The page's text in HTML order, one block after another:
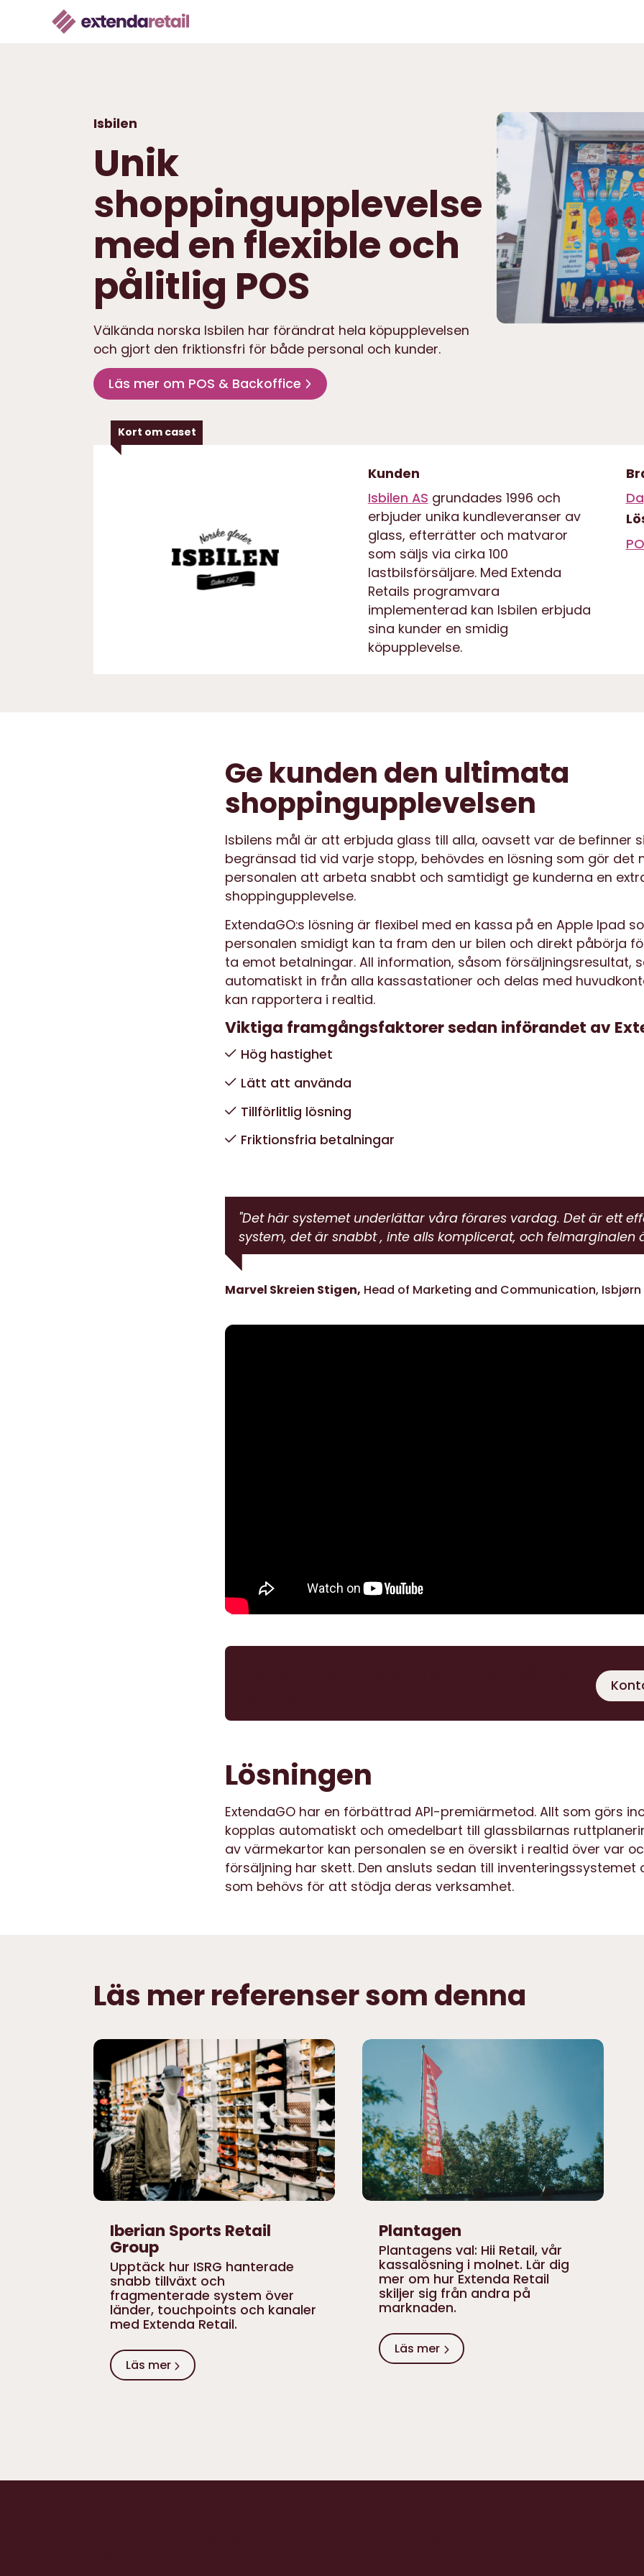
Isbilen
Unik
shoppingupplevelse
med en flexible och
pålitlig POS
Välkända norska Isbilen har förändrat hela köpupplevelsen
och gjort den friktionsfri för både personal och kunder.
Läs mer om POS & Backoffice
Kort om caset
Kunden
Isbilen AS grundades 1996 och
erbjuder unika kundleveranser av
glass, efterrätter och matvaror
som säljs via cirka 100
lastbilsförsäljare. Med Extenda
Retails programvara
implementerad kan Isbilen erbjuda
sina kunder en smidig
köpupplevelse.
Ge kunden den ultimata
shoppingupplevelsen
Isbilens mål är att erbjuda glass till alla, oavsett var de befinner
begränsad tid vid varje stopp, behövdes en lösning som gör det
personalen att arbeta snabbt och samtidigt ge kunderna en
shoppingupplevelse.
ExtendaGO:s lösning är flexibel med en kassa på en Apple Ipad
personalen smidigt kan ta fram den ur bilen och direkt påbörja
ta emot betalningar. All information, såsom försäljningsresultat,
automatiskt in från alla kassastationer och delas med
kan rapportera i realtid.
Viktiga framgångsfaktorer sedan införandet av
Hög hastighet
Lätt att använda
Tillförlitlig lösning
Friktionsfria betalningar
"Det här systemet underlättar våra förares vardag. Det är ett
system, det är snabbt , inte alls komplicerat, och felmarginalen
Marvel Skreien Stigen Head of Marketing and Communication, Isbjørn
Lösningen
ExtendaGO har en förbättrad API-premiärmetod. Allt som görs
kopplas automatiskt och omedelbart till glassbilarnas
av värmekartor kan personalen se en översikt i realtid över var
försäljning har skett. Den ansluts sedan till inventeringssystemet
som behövs för att stödja deras verksamhet.
Läs mer referenser som denna
Iberian Sports Retail
Group
Upptäck hur ISRG hanterade
snabb tillväxt och
fragmenterade system över
länder, touchpoints och kanaler
med Extenda Retail.
Läs mer
Plantagen
Plantagens val: Hii Retail, vår
kassalösning i molnet. Lär dig
mer om hur Extenda Retail
skiljer sig från andra på
marknaden.
Läs mer